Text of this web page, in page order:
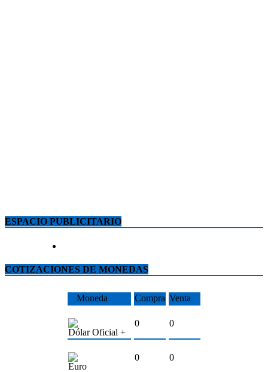
ESPACIO PUBLICITARIO
COTIZACIONES DE MONEDAS
Moneda Compra Venta
Dólar Oficial +
0 0
Euro
0 0